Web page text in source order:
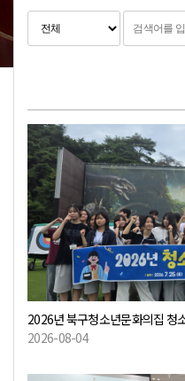
2026년 북구청소년문화의집 청
2026-08-04